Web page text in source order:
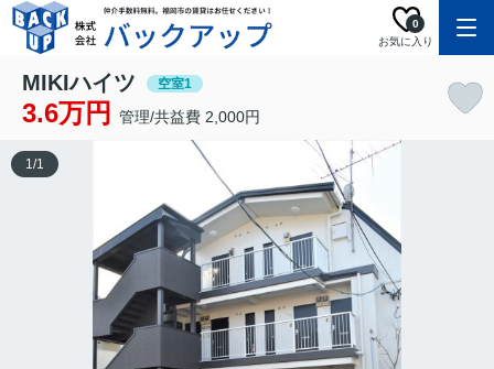
お気に入り
0
MIKIハイツ 空室1
3.6万円 管理/共益費 2,000円
1/1